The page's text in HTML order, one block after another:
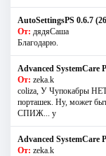
AutoSettingsPS 0.6.7
От: дядяСаша
Благодарю.
Advanced SystemCare
От: zeka.k
coliza, У Чупокабры
порташек. Ну, может
СПИЖ... у
Advanced SystemCare
От: zeka.k